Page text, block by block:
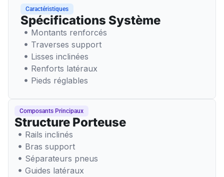
Caractéristiques
Spécifications Système
Montants renforcés
Traverses support
Lisses inclinées
Renforts latéraux
Pieds réglables
Composants Principaux
Structure Porteuse
Rails inclinés
Bras support
Séparateurs pneus
Guides latéraux